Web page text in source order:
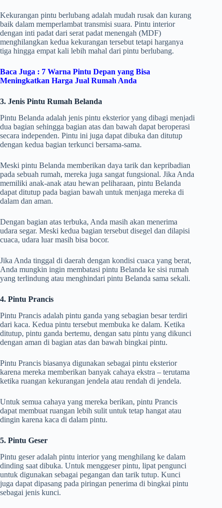
Kekurangan pintu berlubang adalah mudah rusak dan kurang
baik dalam memperlambat transmisi suara. Pintu interior
dengan inti padat dari serat padat menengah (MDF)
menghilangkan kedua kekurangan tersebut tetapi harganya
tiga hingga empat kali lebih mahal dari pintu berlubang.
Baca Juga : 7 Warna Pintu Depan yang Bisa
Meningkatkan Harga Jual Rumah Anda
3. Jenis Pintu Rumah Belanda
Pintu Belanda adalah jenis pintu eksterior yang dibagi menjadi
dua bagian sehingga bagian atas dan bawah dapat beroperasi
secara independen. Pintu ini juga dapat dibuka dan ditutup
dengan kedua bagian terkunci bersama-sama.
Meski pintu Belanda memberikan daya tarik dan kepribadian
pada sebuah rumah, mereka juga sangat fungsional. Jika Anda
memiliki anak-anak atau hewan peliharaan, pintu Belanda
dapat ditutup pada bagian bawah untuk menjaga mereka di
dalam dan aman.
Dengan bagian atas terbuka, Anda masih akan menerima
udara segar. Meski kedua bagian tersebut disegel dan dilapisi
cuaca, udara luar masih bisa bocor.
Jika Anda tinggal di daerah dengan kondisi cuaca yang berat,
Anda mungkin ingin membatasi pintu Belanda ke sisi rumah
yang terlindung atau menghindari pintu Belanda sama sekali.
4. Pintu Prancis
Pintu Prancis adalah pintu ganda yang sebagian besar terdiri
dari kaca. Kedua pintu tersebut membuka ke dalam. Ketika
ditutup, pintu ganda bertemu, dengan satu pintu yang dikunci
dengan aman di bagian atas dan bawah bingkai pintu.
Pintu Prancis biasanya digunakan sebagai pintu eksterior
karena mereka memberikan banyak cahaya ekstra – terutama
ketika ruangan kekurangan jendela atau rendah di jendela.
Untuk semua cahaya yang mereka berikan, pintu Prancis
dapat membuat ruangan lebih sulit untuk tetap hangat atau
dingin karena kaca di dalam pintu.
5. Pintu Geser
Pintu geser adalah pintu interior yang menghilang ke dalam
dinding saat dibuka. Untuk menggeser pintu, lipat pengunci
untuk digunakan sebagai pegangan dan tarik tutup. Kunci
juga dapat dipasang pada piringan penerima di bingkai pintu
sebagai jenis kunci.